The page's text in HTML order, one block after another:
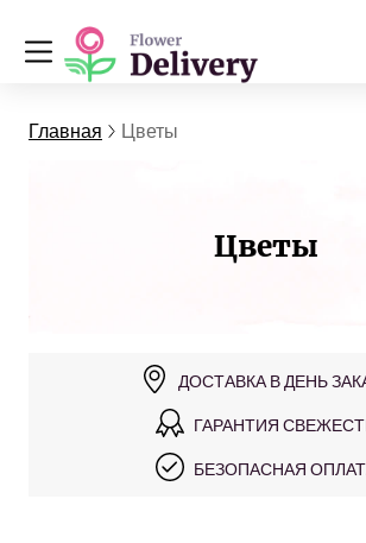
Главная Цветы
Цветы
ДОСТАВКА В ДЕНЬ
ГАРАНТИЯ
БЕЗОПАСНАЯ